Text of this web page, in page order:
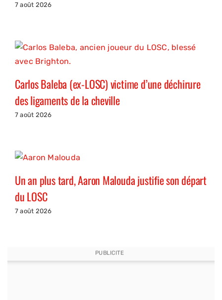
7 août 2026
Carlos Baleba (ex-LOSC) victime d’une déchirure
des ligaments de la cheville
7 août 2026
Un an plus tard, Aaron Malouda justifie son départ
du LOSC
7 août 2026
PUBLICITE